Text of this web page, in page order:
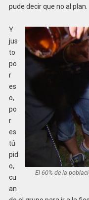
pude decir que no al plan.
El 60% de la
Y
jus
to
po
r
es
o,
po
r
es
tú
pid
o,
cu
an